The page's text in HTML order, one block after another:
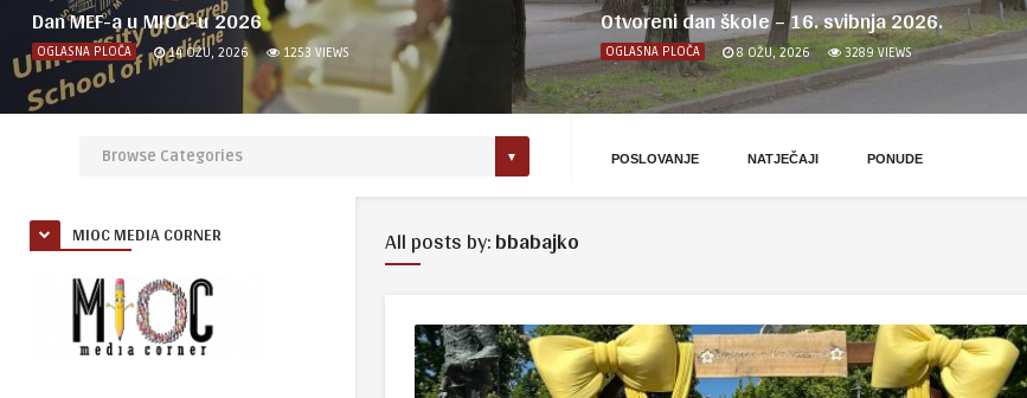
Dan MEF-a u MIOC-u 2026
OGLASNA PLOČA 14 OŽU, 2026 1253 VIEWS
Otvoreni dan škole – 16. svibnja 2026.
OGLASNA PLOČA 8 OŽU, 2026 3289 VIEWS
POSLOVANJE NATJEČAJI PONUDE
MIOC MEDIA CORNER All posts by:bbabajko